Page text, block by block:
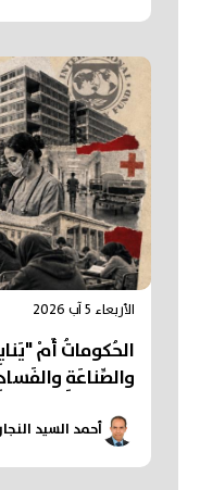
الأربعاء 5 آب 2026
الحُكوماتُ أَمْ
والصِّناعَةِ والفَسادِ
أحمد السيد